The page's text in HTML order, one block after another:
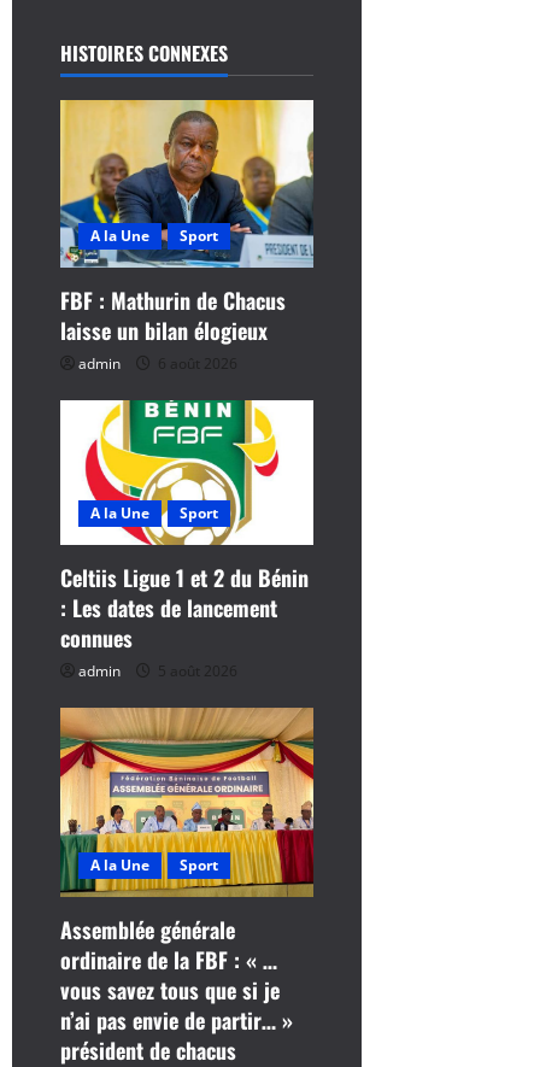
a
t
i
o
n
d
’
a
i
c
l
e
HISTOIRES CONNEXES
A la Une Sport
FBF : Mathurin de Chacus
laisse un bilan élogieux
admin 6 août 2026
A la Une Sport
Celtiis Ligue 1 et 2 du Bénin
: Les dates de lancement
connues
admin 5 août 2026
A la Une Sport
Assemblée générale
ordinaire de la FBF : « …
vous savez tous que si je
n’ai pas envie de partir… »
président de chacus